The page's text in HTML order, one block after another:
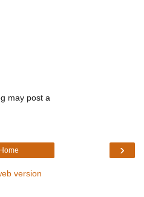
may post a
›
Home
version